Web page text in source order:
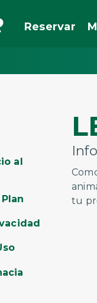
Reservar
al
tu